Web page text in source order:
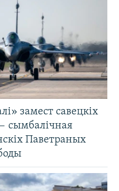
замест савецкіх
сымбалічная
Паветраных